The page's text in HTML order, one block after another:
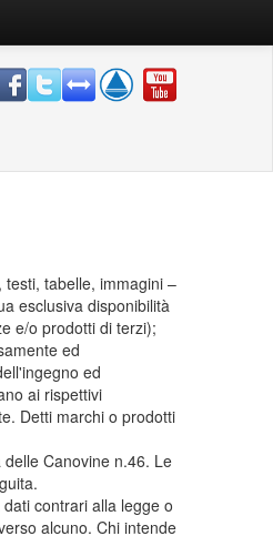
testi, tabelle, immagini –
esclusiva disponibilità
e/o prodotti di terzi);
ed
ed
ai rispettivi
Detti marchi o prodotti
Canovine n.46. Le
contrari alla legge o
alcuno. Chi intende